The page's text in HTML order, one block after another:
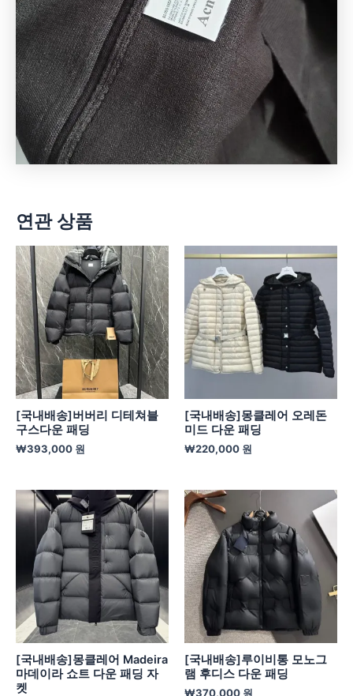
연관 상품
[국내배송]버버리 디테쳐블
구스다운 패딩
₩393,000 원
[국내배송]몽클레어 오레돈
미드 다운 패딩
₩220,000 원
[국내배송]몽클레어 Madeira
마데이라 쇼트 다운 패딩 자
켓
[국내배송]루이비통 모노그
램 후디스 다운 패딩
₩370,000 원